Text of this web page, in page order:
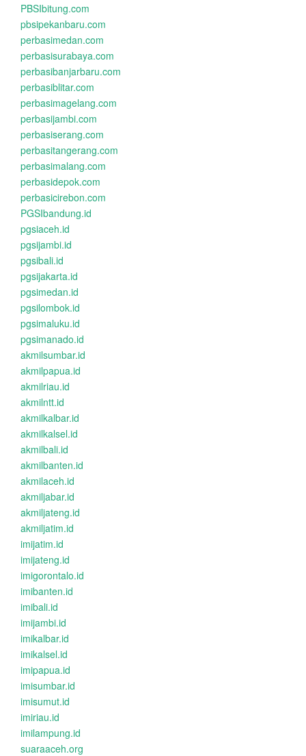
PBSIbitung.com
pbsipekanbaru.com
perbasimedan.com
perbasisurabaya.com
perbasibanjarbaru.com
perbasiblitar.com
perbasimagelang.com
perbasijambi.com
perbasiserang.com
perbasitangerang.com
perbasimalang.com
perbasidepok.com
perbasicirebon.com
PGSIbandung.id
pgsiaceh.id
pgsijambi.id
pgsibali.id
pgsijakarta.id
pgsimedan.id
pgsilombok.id
pgsimaluku.id
pgsimanado.id
akmilsumbar.id
akmilpapua.id
akmilriau.id
akmilntt.id
akmilkalbar.id
akmilkalsel.id
akmilbali.id
akmilbanten.id
akmilaceh.id
akmiljabar.id
akmiljateng.id
akmiljatim.id
imijatim.id
imijateng.id
imigorontalo.id
imibanten.id
imibali.id
imijambi.id
imikalbar.id
imikalsel.id
imipapua.id
imisumbar.id
imisumut.id
imiriau.id
imilampung.id
suaraaceh.org